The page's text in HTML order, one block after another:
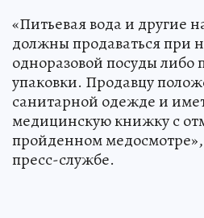
«Питьевая вода и другие
должны продаваться при
одноразовой посуды либо
упаковки. Продавцу
санитарной одежде и
медицинскую книжку с
пройденном медосмотре»,
пресс-службе.